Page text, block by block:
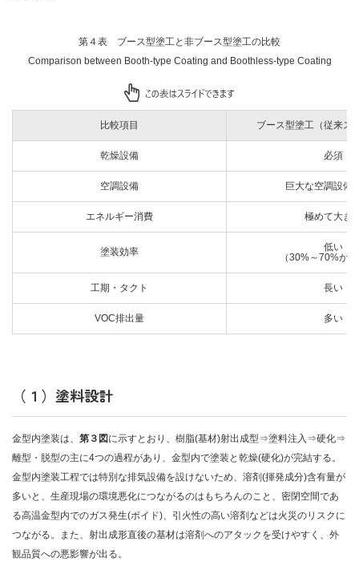
第４表 ブース型塗工と非ブース型塗工の比較
Comparison between Booth-type Coating and Boothless-type Coating
比較項目 ブース型塗工（従来ス
乾燥設備 必須
空調設備 巨大な空調設備
エネルギー消費 極めて大き
塗装効率
低い
（30%～70%が
工期・タクト 長い
VOC排出量 多い
（１）塗料設計
金型内塗装は、 第３図に示すとおり、樹脂(基材)射出成型⇒塗料注入⇒硬化⇒
離型・脱型の主に4つの過程があり、金型内で塗装と乾燥(硬化)が完結する。
金型内塗装工程では特別な排気設備を設けないため、溶剤(揮発成分)含有量が
多いと、生産現場の環境悪化につながるのはもちろんのこと、密閉空間であ
る高温金型内でのガス発生(ボイド)、引火性の高い溶剤などは火災のリスクに
つながる。また、射出成形直後の基材は溶剤へのアタックを受けやすく、外
観品質への悪影響が出る。